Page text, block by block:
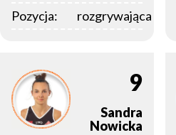
Pozycja:
rozgrywająca
9
Sandra
Nowicka